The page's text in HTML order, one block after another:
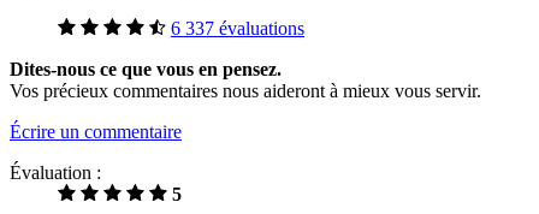
6 337 évaluations
Dites-nous ce que vous en pensez.
Vos précieux commentaires nous aideront à mieux vous servir.
Écrire un commentaire
Évaluation :
5